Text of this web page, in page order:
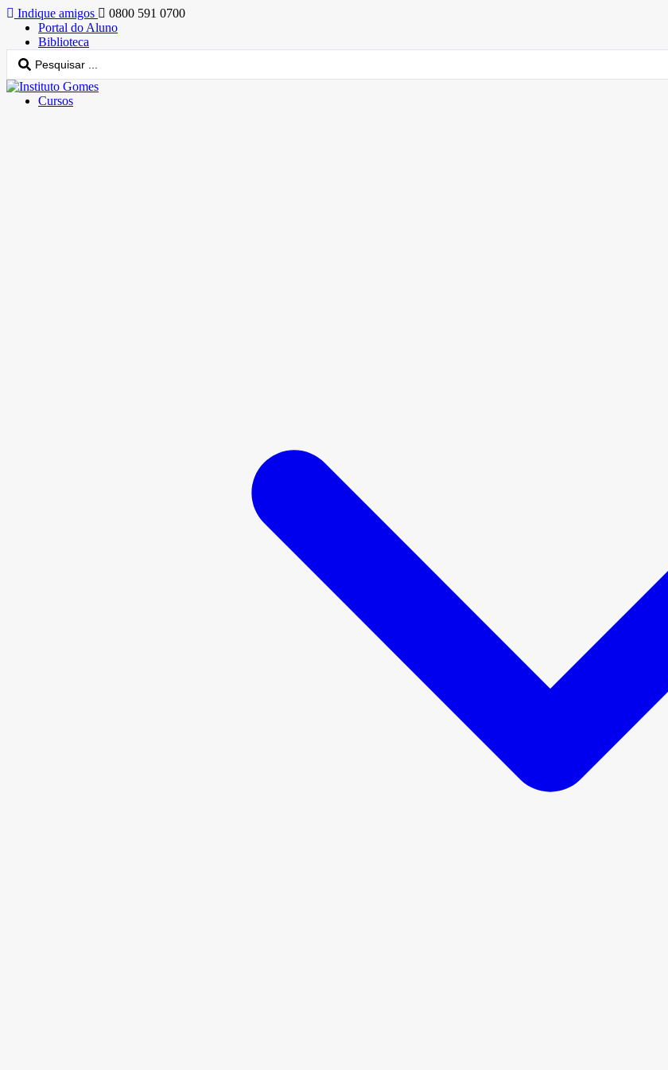
Indique amigos
0800 591 0700
Portal do Aluno
Biblioteca
Cursos